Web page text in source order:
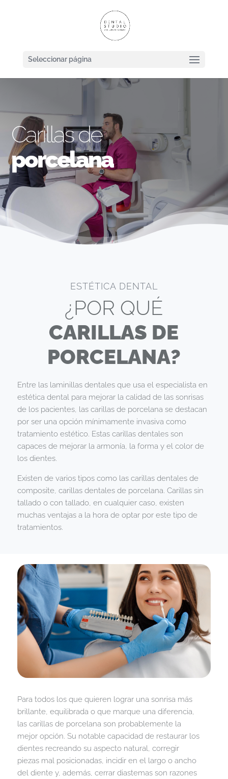
Seleccionar página
Carillas de
porcelana
ESTÉTICA DENTAL
¿POR QUÉ
CARILLAS DE
PORCELANA?
Entre las laminillas dentales que usa el especialista en
estética dental para mejorar la calidad de las sonrisas
de los pacientes, las carillas de porcelana se destacan
por ser una opción mínimamente invasiva como
tratamiento estético. Estas carillas dentales son
capaces de mejorar la armonía, la forma y el color de
los dientes.
Existen de varios tipos como las carillas dentales de
composite, carillas dentales de porcelana. Carillas sin
tallado o con tallado, en cualquier caso, existen
muchas ventajas a la hora de optar por este tipo de
tratamientos.
Para todos los que quieren lograr una sonrisa más
brillante, equilibrada o que marque una diferencia,
las carillas de porcelana son probablemente la
mejor opción. Su notable capacidad de restaurar los
dientes recreando su aspecto natural, corregir
piezas mal posicionadas, incidir en el largo o ancho
del diente y, además, cerrar diastemas son razones